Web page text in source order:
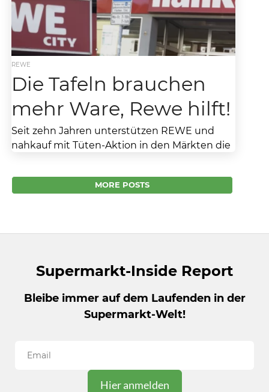
bundesweit 947...
REWE
Die Tafeln brauchen
mehr Ware, Rewe hilft!
Seit zehn Jahren unterstützen REWE und
nahkauf mit Tüten-Aktion in den Märkten die
Kilogramm Lebensmittel für...
MORE POSTS
Supermarkt-Inside Report
Bleibe immer auf dem Laufenden in der
Supermarkt-Welt!